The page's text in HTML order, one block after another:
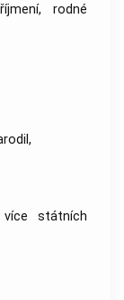
rodné
státních